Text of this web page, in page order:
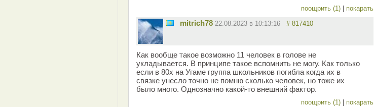
поощрить (1) покарать
mitrich78 22.08.2023 в 10:13:16 # 817410
Как вообще такое возможно 11 человек в голове не
укладывается. В принципе такое вспомнить не могу. Как только
если в 80х на Угаме группа школьников погибла когда их в
связке унесло точно не помню сколько человек, но тоже их
было много. Однозначно какой-то внешний фактор.
поощрить (1) покарать